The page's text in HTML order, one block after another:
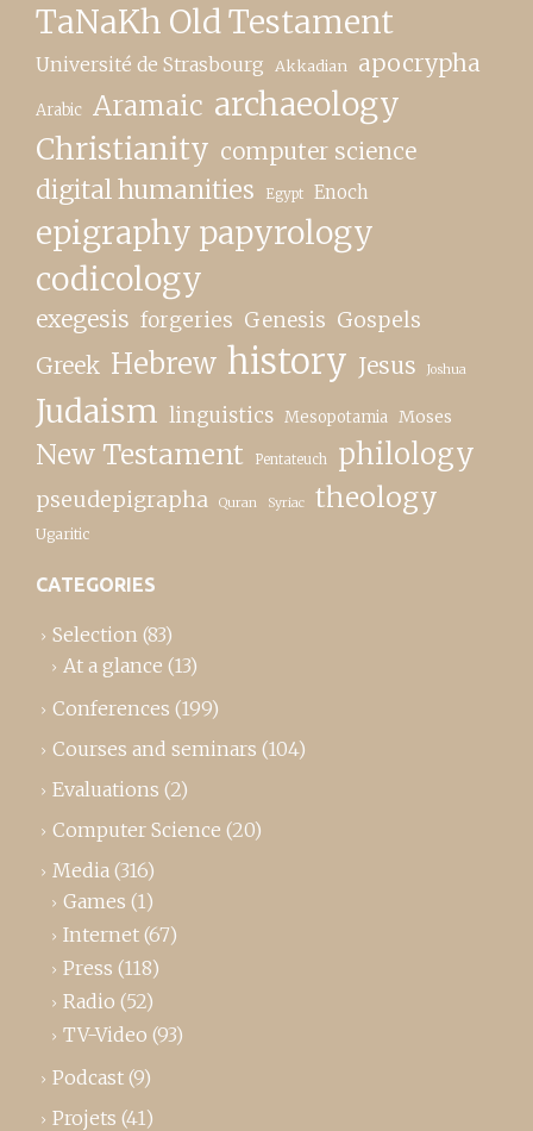
TaNaKh Old Testament
Université de Strasbourg Akkadian apocrypha
Arabic Aramaic archaeology
Christianity computer science
digital humanities Egypt Enoch
epigraphy papyrology
codicology
exegesis forgeries Genesis Gospels
Greek Hebrew history Jesus Joshua
Judaism linguistics Mesopotamia Moses
New Testament Pentateuch philology
pseudepigrapha Quran Syriac theology
Ugaritic
CATEGORIES
Selection (83)
At a glance (13)
Conferences (199)
Courses and seminars (104)
Evaluations (2)
Computer Science (20)
Media (316)
Games (1)
Internet (67)
Press (118)
Radio (52)
TV-Video (93)
Podcast (9)
Projets (41)